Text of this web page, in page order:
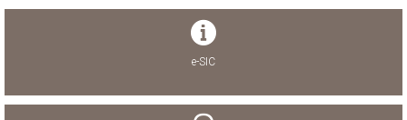
e-SIC